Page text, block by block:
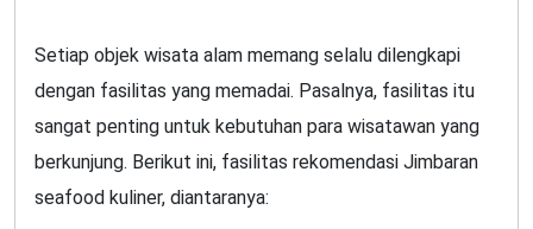
Setiap objek wisata alam memang selalu dilengkapi
dengan fasilitas yang memadai. Pasalnya, fasilitas itu
sangat penting untuk kebutuhan para wisatawan yang
berkunjung. Berikut ini, fasilitas rekomendasi Jimbaran
seafood kuliner, diantaranya: